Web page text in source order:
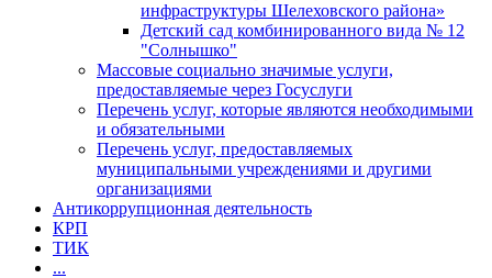
инфраструктуры Шелеховского района»
Детский сад комбинированного вида № 12
"Солнышко"
Массовые социально значимые услуги,
предоставляемые через Госуслуги
Перечень услуг, которые являются необходимыми
и обязательными
Перечень услуг, предоставляемых
муниципальными учреждениями и другими
организациями
Антикоррупционная деятельность
КРП
ТИК
...